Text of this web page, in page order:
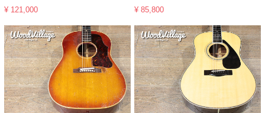
¥ 121,000 ¥ 85,800